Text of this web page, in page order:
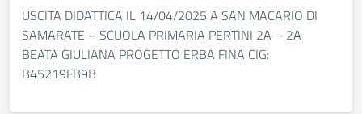
USCITA DIDATTICA IL 14/04/2025 A SAN MACARIO DI
SAMARATE – SCUOLA PRIMARIA PERTINI 2A – 2A
BEATA GIULIANA PROGETTO ERBA FINA CIG:
B45219FB9B